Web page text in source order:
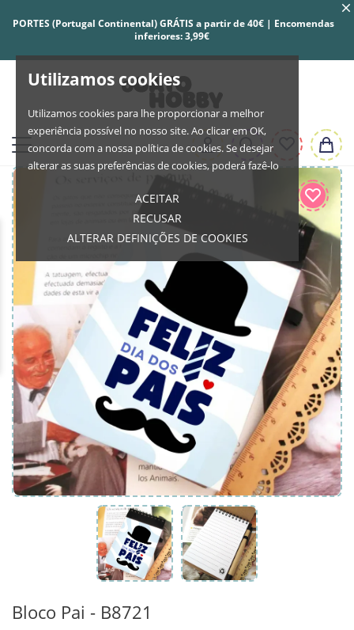
Utilizamos cookies
Utilizamos cookies para lhe proporcionar a melhor
experiência possível no nosso site. Ao clicar em OK,
concorda com a nossa política de cookies. Se desejar
alterar as suas preferências de cookies, poderá fazê-lo
ACEITAR
RECUSAR
ALTERAR DEFINIÇÕES DE COOKIES
PORTES (Portugal Continental) GRÁTIS a partir de 40€ | Encomendas
inferiores: 3,99€
Bloco Pai - B8721